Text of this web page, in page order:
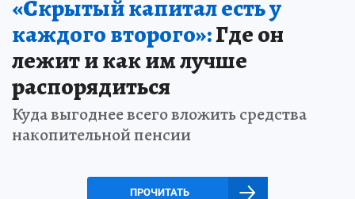
«Скрытый капитал есть у
каждого второго»:Где он
лежит и как им лучше
распорядиться
Куда выгоднее всего вложить средства
накопительной пенсии
ПРОЧИТАТЬ